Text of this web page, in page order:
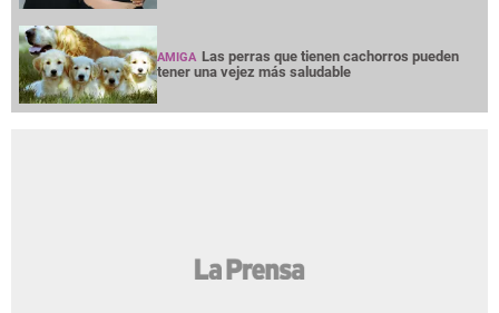
AMIGA Las perras que tienen cachorros pueden
tener una vejez más saludable